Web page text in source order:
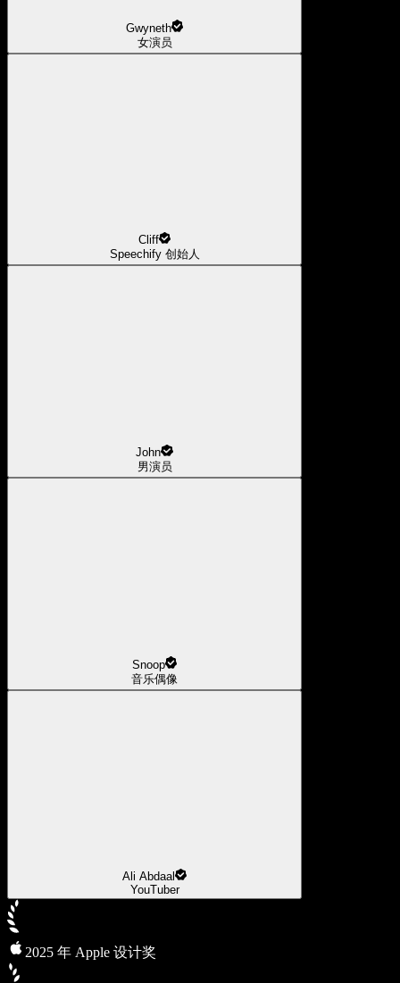
Gwyneth
女演员
Cliff
Speechify 创始人
John
男演员
Snoop
音乐偶像
Ali Abdaal
YouTuber
2025 年 Apple 设计奖